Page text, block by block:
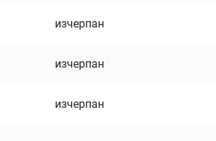
изчерпан
изчерпан
изчерпан